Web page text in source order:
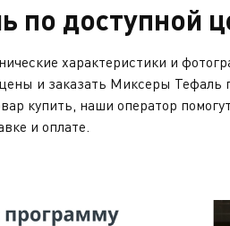
по доступной
характеристики и
и заказать Миксеры Тефаль
купить, наши оператор
и оплате.